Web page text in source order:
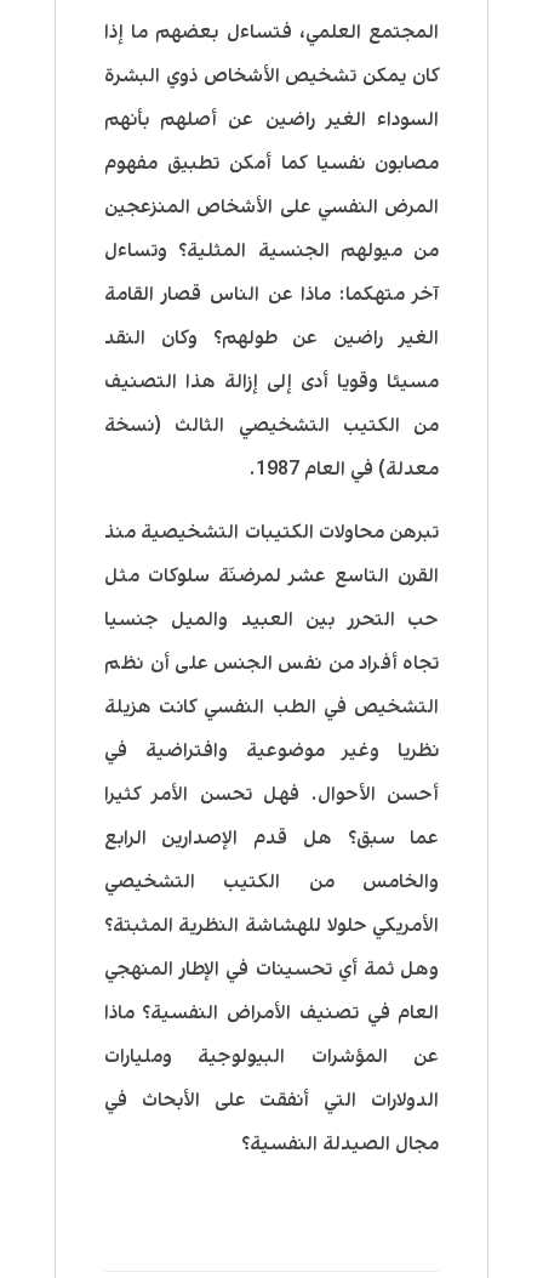
المجتمع العلمي، فتساءل بعضهم ما إذا
كان يمكن تشخيص الأشخاص ذوي البشرة
السوداء الغير راضين عن أصلهم بأنهم
مصابون نفسيا كما أمكن تطبيق مفهوم
المرض النفسي على الأشخاص المنزعجين
من ميولهم الجنسية المثلية؟ وتساءل
آخر متهكما: ماذا عن الناس قصار القامة
الغير راضين عن طولهم؟ وكان النقد
مسيئا وقويا أدى إلى إزالة هذا التصنيف
من الكتيب التشخيصي الثالث (نسخة
معدلة) في العام 1987.
تبرهن محاولات الكتيبات التشخيصية منذ
القرن التاسع عشر لمرضنَة سلوكات مثل
حب التحرر بين العبيد والميل جنسيا
تجاه أفراد من نفس الجنس على أن نظم
التشخيص في الطب النفسي كانت هزيلة
نظريا وغير موضوعية وافتراضية في
أحسن الأحوال. فهل تحسن الأمر كثيرا
عما سبق؟ هل قدم الإصدارين الرابع
والخامس من الكتيب التشخيصي
الأمريكي حلولا للهشاشة النظرية المثبتة؟
وهل ثمة أي تحسينات في الإطار المنهجي
العام في تصنيف الأمراض النفسية؟ ماذا
عن المؤشرات البيولوجية ومليارات
الدولارات التي أنفقت على الأبحاث في
مجال الصيدلة النفسية؟